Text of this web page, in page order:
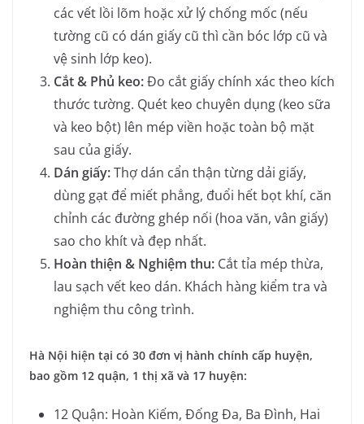
các vết lồi lõm hoặc xử lý chống mốc (nếu
tường cũ có dán giấy cũ thì cần bóc lớp cũ và
vệ sinh lớp keo).
Cắt & Phủ keo:Đo cắt giấy chính xác theo kích
thước tường. Quét keo chuyên dụng (keo sữa
và keo bột) lên mép viền hoặc toàn bộ mặt
sau của giấy.
Dán giấy:Thợ dán cẩn thận từng dải giấy,
dùng gạt để miết phẳng, đuổi hết bọt khí, căn
chỉnh các đường ghép nối (hoa văn, vân giấy)
sao cho khít và đẹp nhất.
Hoàn thiện & Nghiệm thu: Cắt tỉa mép thừa,
lau sạch vết keo dán. Khách hàng kiểm tra và
nghiệm thu công trình.
Hà Nội hiện tại có 30 đơn vị hành chính cấp huyện,
bao gồm 12 quận, 1 thị xã và 17 huyện:
12 Quận: Hoàn Kiếm, Đống Đa, Ba Đình, Hai